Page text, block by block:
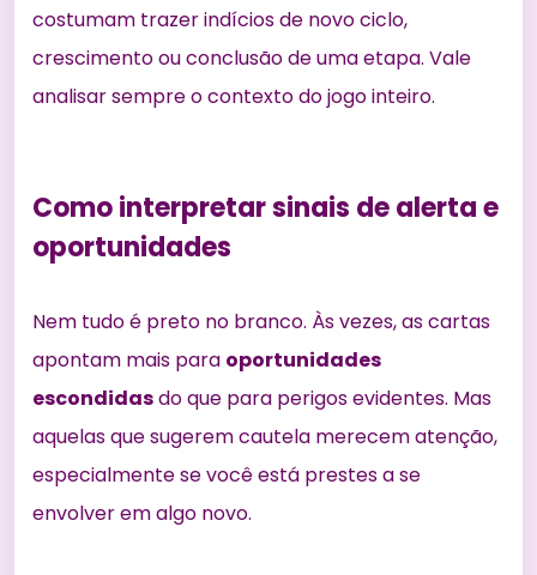
costumam trazer indícios de novo ciclo,
crescimento ou conclusão de uma etapa. Vale
analisar sempre o contexto do jogo inteiro.
Como interpretar sinais de alerta e
oportunidades
Nem tudo é preto no branco. Às vezes, as cartas
apontam mais para oportunidades
escondidasdo que para perigos evidentes. Mas
aquelas que sugerem cautela merecem atenção,
especialmente se você está prestes a se
envolver em algo novo.